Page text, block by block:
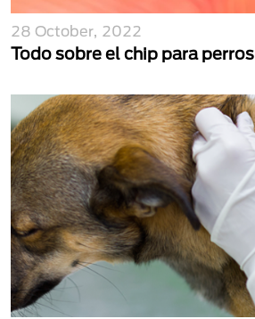
28 October, 2022
Todo sobre el chip para perros